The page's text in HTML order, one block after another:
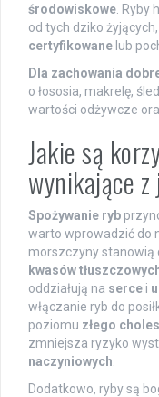
środowiskowe .
od tych dziko
certyfikowane lub
Dla zachowania
o łososia, makrelę,
wartości odżywcze
Jakie są
wynikające
Spożywanie ryb
warto wprowadzić do
morszczyny stanowią
kwasów
oddziałują na serce i
włączanie ryb do
poziomu złego
zmniejsza ryzyko
naczyniowych
Dodatkowo, ryby są